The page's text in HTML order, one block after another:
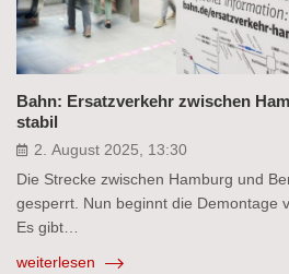
Bahn: Ersatzverkehr zwischen
stabil
2. August 2025, 13:30
Die Strecke zwischen Hamburg und
gesperrt. Nun beginnt die Demontage
Es gibt…
weiterlesen